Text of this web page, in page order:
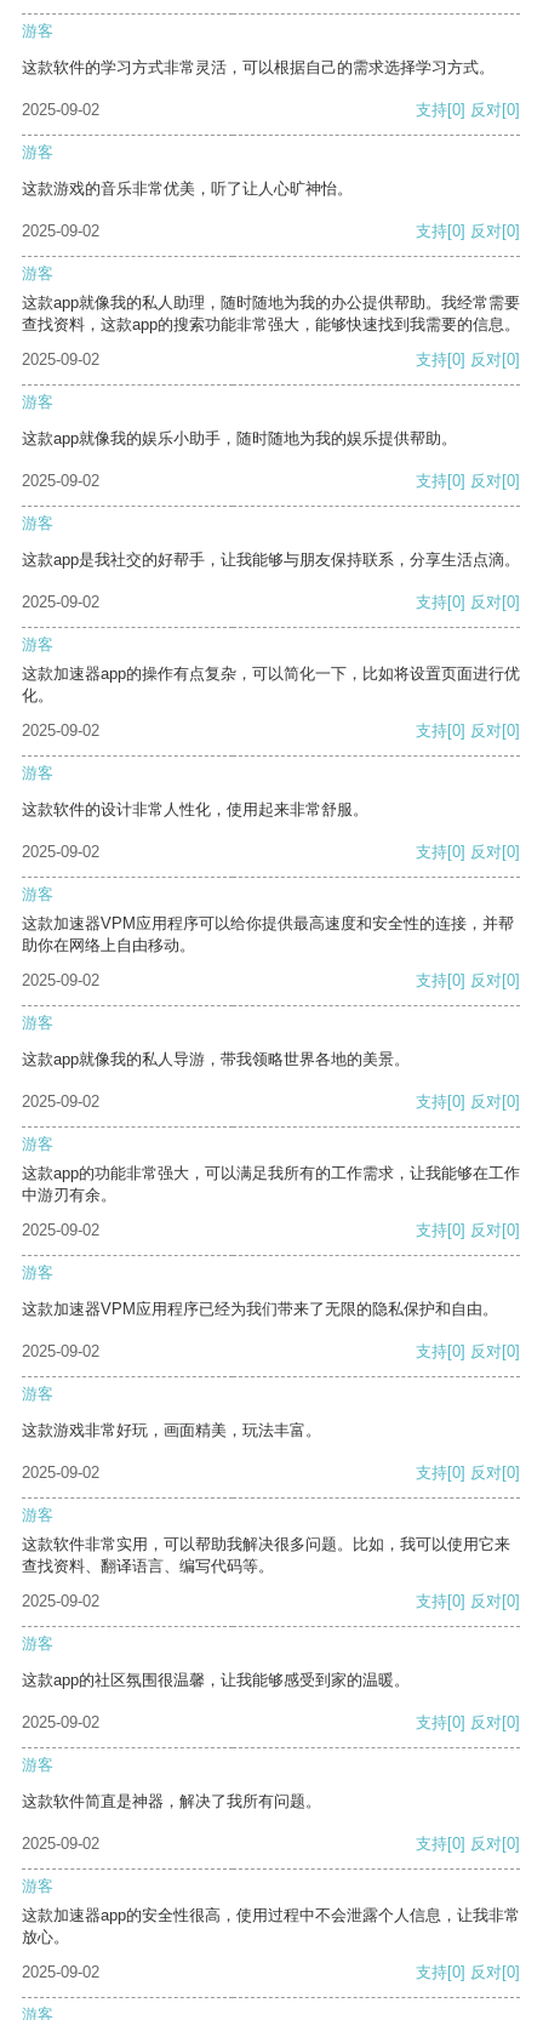
游客
这款软件的学习方式非常灵活，可以根据自己的需求选择学习方式。
2025-09-02 支持[0] 反对[0]
游客
这款游戏的音乐非常优美，听了让人心旷神怡。
2025-09-02 支持[0] 反对[0]
游客
这款app就像我的私人助理，随时随地为我的办公提供帮助。我经常需要
查找资料，这款app的搜索功能非常强大，能够快速找到我需要的信息。
2025-09-02
支持[0] 反对[0]
游客
这款app就像我的娱乐小助手，随时随地为我的娱乐提供帮助。
2025-09-02 支持[0] 反对[0]
游客
这款app是我社交的好帮手，让我能够与朋友保持联系，分享生活点滴。
2025-09-02 支持[0] 反对[0]
游客
这款加速器app的操作有点复杂，可以简化一下，比如将设置页面进行优
化。
2025-09-02
支持[0] 反对[0]
游客
这款软件的设计非常人性化，使用起来非常舒服。
2025-09-02 支持[0] 反对[0]
游客
这款加速器VPM应用程序可以给你提供最高速度和安全性的连接，并帮
助你在网络上自由移动。
2025-09-02
支持[0] 反对[0]
游客
这款app就像我的私人导游，带我领略世界各地的美景。
2025-09-02 支持[0] 反对[0]
游客
这款app的功能非常强大，可以满足我所有的工作需求，让我能够在工作
中游刃有余。
2025-09-02
支持[0] 反对[0]
游客
这款加速器VPM应用程序已经为我们带来了无限的隐私保护和自由。
2025-09-02 支持[0] 反对[0]
游客
这款游戏非常好玩，画面精美，玩法丰富。
2025-09-02 支持[0] 反对[0]
游客
这款软件非常实用，可以帮助我解决很多问题。比如，我可以使用它来
查找资料、翻译语言、编写代码等。
2025-09-02
支持[0] 反对[0]
游客
这款app的社区氛围很温馨，让我能够感受到家的温暖。
2025-09-02 支持[0] 反对[0]
游客
这款软件简直是神器，解决了我所有问题。
2025-09-02 支持[0] 反对[0]
游客
这款加速器app的安全性很高，使用过程中不会泄露个人信息，让我非常
放心。
2025-09-02
支持[0] 反对[0]
游客